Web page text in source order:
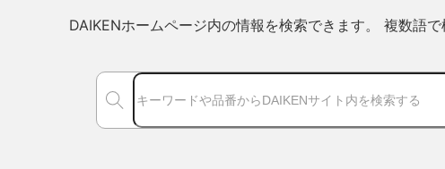
DAIKENホームページ内の情報を検索できます。 複数語